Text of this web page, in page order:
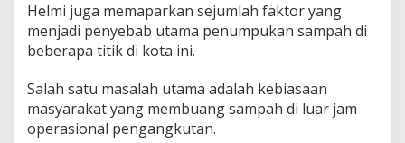
n
t
a
P
h
a
Helmi juga memaparkan sejumlah faktor yang
menjadi penyebab utama penumpukan sampah di
beberapa titik di kota ini.
Salah satu masalah utama adalah kebiasaan
masyarakat yang membuang sampah di luar jam
operasional pengangkutan.